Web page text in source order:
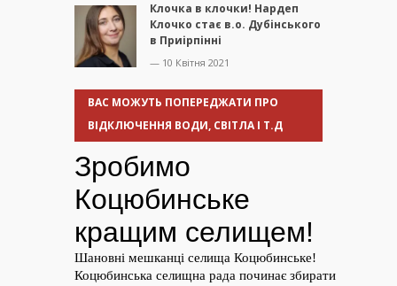
Клочка в клочки! Нардеп
Клочко стає в.о. Дубінського
в Приірпінні
— 10 Квітня 2021
ВАС МОЖУТЬ ПОПЕРЕДЖАТИ ПРО
ВІДКЛЮЧЕННЯ ВОДИ, СВІТЛА І Т.Д